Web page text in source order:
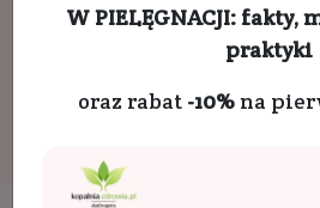
W PIELĘGNACJI: fakty,
praktyki
oraz rabat -10%na